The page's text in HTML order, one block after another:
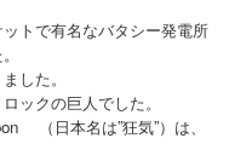
トで有名なバタシー発電所
した。
ックの巨人でした。
（日本名は”狂気”）は、